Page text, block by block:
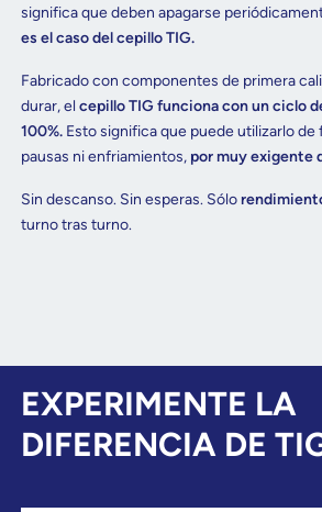
significa que deben apagarse
es el caso del cepillo TIG.
Fabricado con componentes de primera
durar, elcepillo TIG funciona con un ciclo
100%. Esto significa que puede utilizarlo de
pausas ni enfriamientos, por muy exigente
Sin descanso. Sin esperas. Sólo
turno tras turno.
EXPERIMENTE LA
DIFERENCIA DE